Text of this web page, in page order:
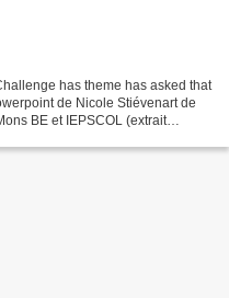
has theme has asked that
de Nicole Stiévenart de
BE et IEPSCOL (extrait